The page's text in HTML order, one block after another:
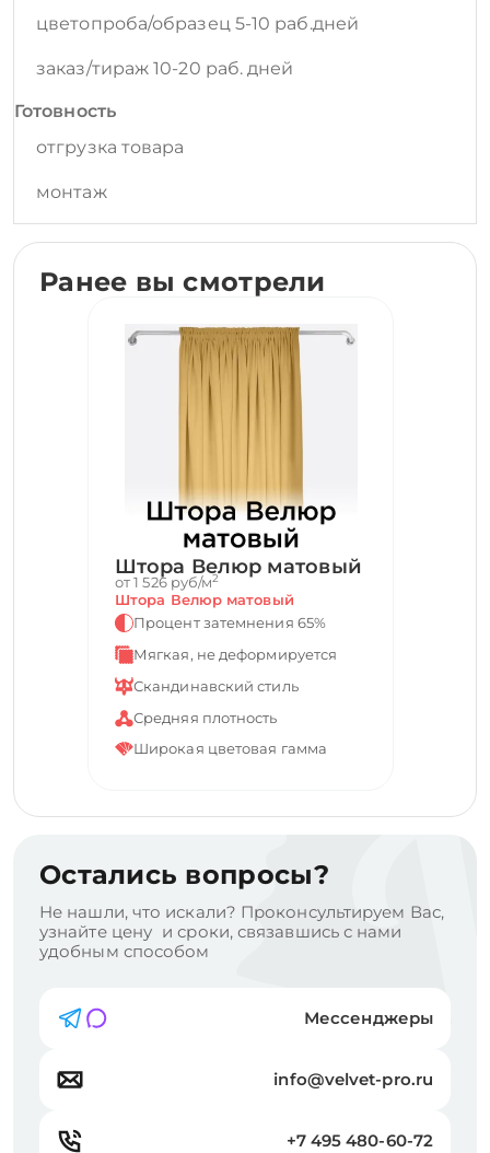
цветопроба/образец 5-10 раб.дней
заказ/тираж 10-20 раб. дней
Готовность
отгрузка товара
монтаж
Ранее вы смотрели
Штора Велюр матовый
от 1 526 руб/м2
Штора Велюр матовый
Процент затемнения 65%
Мягкая, не деформируется
Скандинавский стиль
Средняя плотность
Широкая цветовая гамма
Остались вопросы?
Не нашли, что искали? Проконсультируем Вас,
узнайте цену и сроки, связавшись с нами
удобным способом
Мессенджеры
info@velvet-pro.ru
+7 495 480-60-72